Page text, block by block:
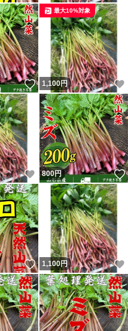
いいね！
1,100円
最大10%対象
いいね！
800円
いいね！
1,100円